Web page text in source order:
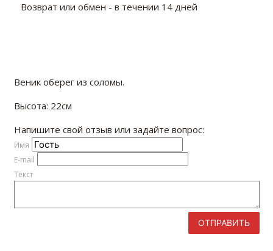
Возврат или обмен - в течении 14 дней
Веник оберег из соломы.
Высота: 22см
Напишите свой отзыв или задайте вопрос:
Имя
E-mail
Текст
ОТПРАВИТЬ